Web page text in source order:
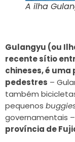
A ilha
Gulangyu (ou
recente sítio
chineses, é uma
pedestres –
também
pequenos
governamentais –
província de